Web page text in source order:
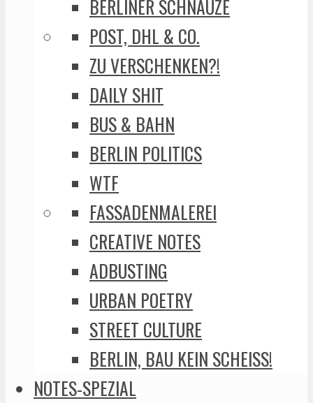
BERLINER SCHNAUZE
POST, DHL & CO.
ZU VERSCHENKEN?!
DAILY SHIT
BUS & BAHN
BERLIN POLITICS
WTF
FASSADENMALEREI
CREATIVE NOTES
ADBUSTING
URBAN POETRY
STREET CULTURE
BERLIN, BAU KEIN SCHEISS!
NOTES-SPEZIAL